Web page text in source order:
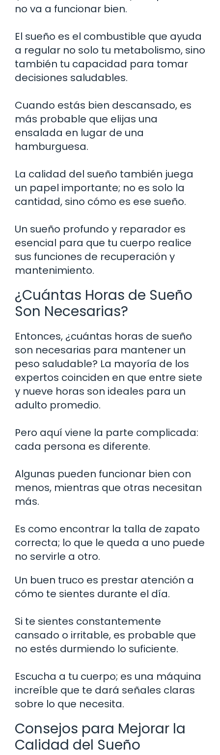
no va a funcionar bien.
El sueño es el combustible que ayuda
a regular no solo tu metabolismo, sino
también tu capacidad para tomar
decisiones saludables.
Cuando estás bien descansado, es
más probable que elijas una
ensalada en lugar de una
hamburguesa.
La calidad del sueño también juega
un papel importante; no es solo la
cantidad, sino cómo es ese sueño.
Un sueño profundo y reparador es
esencial para que tu cuerpo realice
sus funciones de recuperación y
mantenimiento.
¿Cuántas Horas de Sueño
Son Necesarias?
Entonces, ¿cuántas horas de sueño
son necesarias para mantener un
peso saludable? La mayoría de los
expertos coinciden en que entre siete
y nueve horas son ideales para un
adulto promedio.
Pero aquí viene la parte complicada:
cada persona es diferente.
Algunas pueden funcionar bien con
menos, mientras que otras necesitan
más.
Es como encontrar la talla de zapato
correcta; lo que le queda a uno puede
no servirle a otro.
Un buen truco es prestar atención a
cómo te sientes durante el día.
Si te sientes constantemente
cansado o irritable, es probable que
no estés durmiendo lo suficiente.
Escucha a tu cuerpo; es una máquina
increíble que te dará señales claras
sobre lo que necesita.
Consejos para Mejorar la
Calidad del Sueño